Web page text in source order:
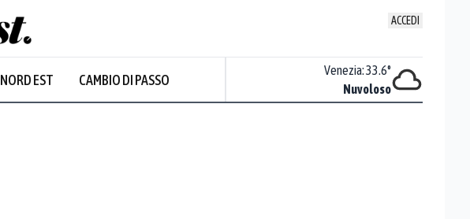
ACCEDI
EST CAMBIO DI PASSO
Nuvoloso
Trieste:32.9°
Sereno